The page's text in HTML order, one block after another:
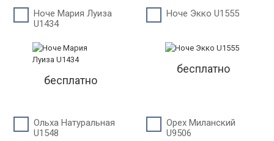
Ноче Мария Луиза
U1434
бесплатно
Ноче Экко U1555
бесплатно
Ольха Натуральная
U1548
Орех Миланский
U9506